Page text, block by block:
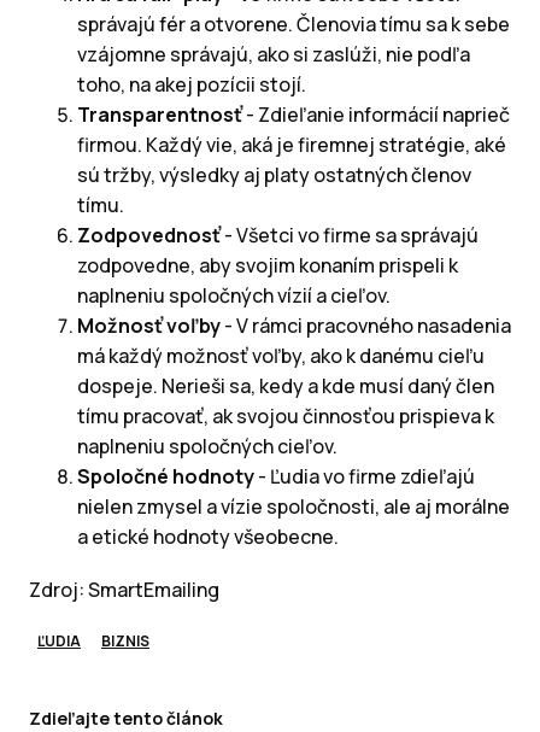
správajú fér a otvorene. Členovia tímu sa k sebe
vzájomne správajú, ako si zaslúži, nie podľa
toho, na akej pozícii stojí.
Transparentnosť- Zdieľanie informácií naprieč
firmou. Každý vie, aká je firemnej stratégie, aké
sú tržby, výsledky aj platy ostatných členov
tímu.
Zodpovednosť- Všetci vo firme sa správajú
zodpovedne, aby svojim konaním prispeli k
naplneniu spoločných vízií a cieľov.
Možnosť voľby- V rámci pracovného nasadenia
má každý možnosť voľby, ako k danému cieľu
dospeje. Nerieši sa, kedy a kde musí daný člen
tímu pracovať, ak svojou činnosťou prispieva k
naplneniu spoločných cieľov.
Spoločné hodnoty- Ľudia vo firme zdieľajú
nielen zmysel a vízie spoločnosti, ale aj morálne
a etické hodnoty všeobecne.
Zdroj: SmartEmailing
ĽUDIA BIZNIS
Zdieľajte tento článok